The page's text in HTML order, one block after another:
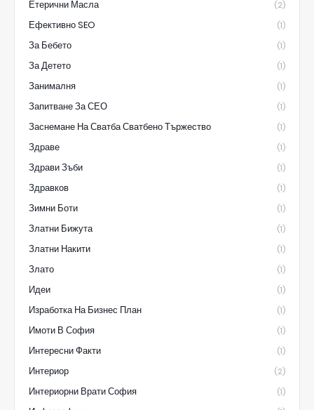
Етерични Масла (2)
Ефективно SEO (1)
За Бебето (1)
За Детето (1)
Занималня (1)
Запитване За СЕО (1)
Заснемане На Сватба Сватбено Тържество (1)
Здраве (1)
Здрави Зъби (1)
Здравков (1)
Зимни Боти (1)
Златни Бижута (1)
Златни Накити (1)
Злато (1)
Идеи (1)
Изработка На Бизнес План (1)
Имоти В София (1)
Интересни Факти (1)
Интериор (2)
Интериорни Врати София (1)